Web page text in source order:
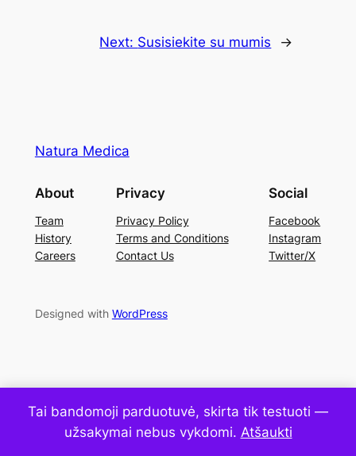
Tai bandomoji parduotuvė, skirta tik testuoti —
užsakymai nebus vykdomi. Atšaukti
Next: Susisiekite su mumis →
Natura Medica
About
Team
History
Careers
Privacy
Privacy Policy
Terms and Conditions
Contact Us
Social
Facebook
Instagram
Twitter/X
Designed with WordPress